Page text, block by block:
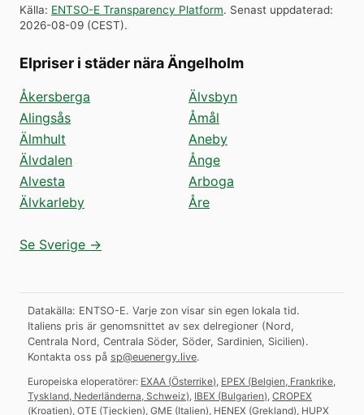
Källa: ENTSO-E Transparency Platform. Senast uppdaterad:
2026-08-09 (CEST).
Elpriser i städer nära Ängelholm
Åkersberga
Alingsås
Älmhult
Älvdalen
Alvesta
Älvkarleby
Älvsbyn
Åmål
Aneby
Ånge
Arboga
Åre
Se Sverige →
Datakälla: ENTSO-E. Varje zon visar sin egen lokala tid.
Italiens pris är genomsnittet av sex delregioner (Nord,
Centrala Nord, Centrala Söder, Söder, Sardinien, Sicilien).
Kontakta oss på sp@euenergy.live.
Europeiska eloperatörer: EXAA (Österrike) EPEX (Belgien, Frankrike,
Tyskland, Nederländerna, Schweiz) IBEX (Bulgarien) CROPEX
(Kroatien) OTE (Tjeckien) GME (Italien) HENEX (Grekland) HUPX